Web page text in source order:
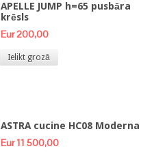
APELLE JUMP h=65 pusbāra
krēsls
Eur 200,00
Ielikt grozā
ASTRA cucine HC08 Moderna
Eur 11 500,00